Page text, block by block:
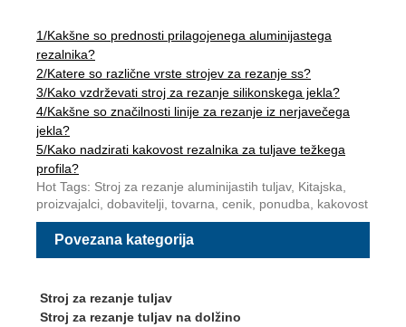
1/Kakšne so prednosti prilagojenega aluminijastega
rezalnika?
2/Katere so različne vrste strojev za rezanje ss?
3/Kako vzdrževati stroj za rezanje silikonskega jekla?
4/Kakšne so značilnosti linije za rezanje iz nerjavečega
jekla?
5/Kako nadzirati kakovost rezalnika za tuljave težkega
profila?
Hot Tags: Stroj za rezanje aluminijastih tuljav, Kitajska,
proizvajalci, dobavitelji, tovarna, cenik, ponudba, kakovost
Povezana kategorija
Stroj za rezanje tuljav
Stroj za rezanje tuljav na dolžino